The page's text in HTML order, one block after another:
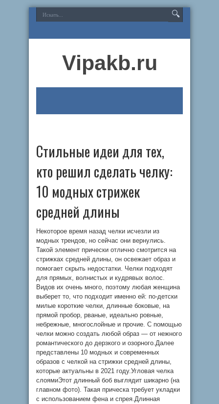
Vipakb.ru
Стильные идеи для тех,
кто решил сделать челку:
10 модных стрижек
средней длины
Некоторое время назад челки исчезли из
модных трендов, но сейчас они вернулись.
Такой элемент прически отлично смотрится на
стрижках средней длины, он освежает образ и
помогает скрыть недостатки. Челки подходят
для прямых, волнистых и кудрявых волос.
Видов их очень много, поэтому любая женщина
выберет то, что подходит именно ей: по-детски
милые короткие челки, длинные боковые, на
прямой пробор, рваные, идеально ровные,
небрежные, многослойные и прочие. С помощью
челки можно создать любой образ — от нежного
романтического до дерзкого и озорного.Далее
представлены 10 модных и современных
образов с челкой на стрижки средней длины,
которые актуальны в 2021 году.Угловая челка
слоямиЭтот длинный боб выглядит шикарно (на
главном фото). Такая прическа требует укладки
с использованием фена и спрея.Длинная